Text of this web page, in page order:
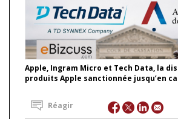
Apple, Ingram Micro et Tech Data, la
produits Apple sanctionnée jusqu’en
Réagir